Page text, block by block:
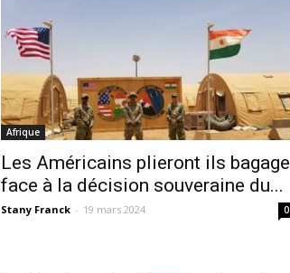
Afrique
Les Américains plieront ils bagage
face à la décision souveraine du...
Stany Franck - 19 mars 2024 0